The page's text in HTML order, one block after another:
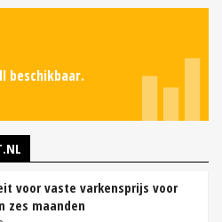
beschikbaar.
voor vaste varkensprijs voor
zes maanden